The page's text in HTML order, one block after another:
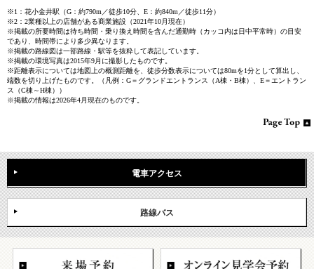
※1：花小金井駅（G：約790m／徒歩10分、E：約840m／徒歩11分）
※2：2業種以上の店舗がある商業施設（2021年10月現在）
※掲載の所要時間は待ち時間・乗り換え時間を含んだ通勤時（カッコ内は日中平常時）の目安
であり、時間帯により多少異なります。
※掲載の路線図は一部路線・駅等を抜粋して表記しています。
※掲載の環境写真は2015年9月に撮影したものです。
※距離表示については地図上の概測距離を、徒歩分数表示については80mを1分として算出し、
端数を切り上げたものです。（凡例：G＝グランドエントランス（A棟・B棟）、E＝エントラン
ス（C棟～H棟））
※掲載の情報は2026年4月現在のものです。
電車アクセス
路線バス